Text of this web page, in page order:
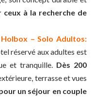
à la recherche de
– Solo Adultos:
réservé aux adultes est
et tranquille. Dès 200
terrasse et vues
un séjour en couple